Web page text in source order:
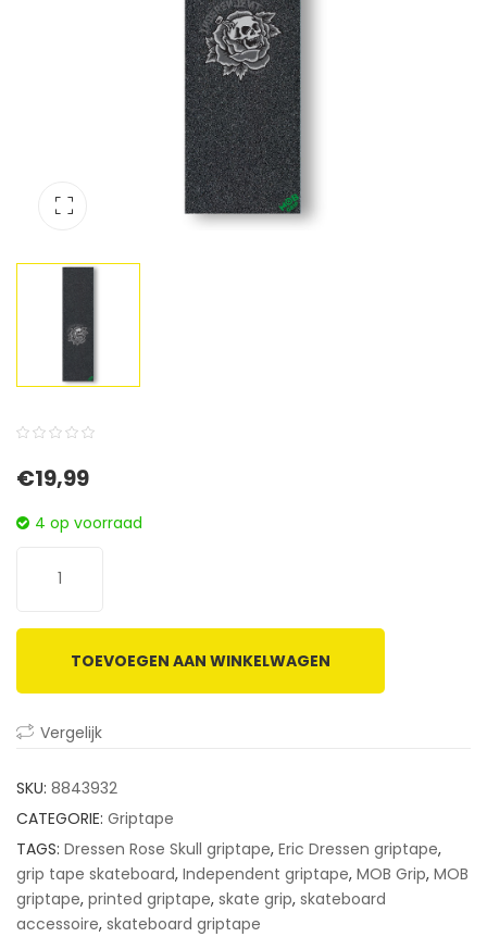
out
based
customer
€19,99
4 op voorraad
TOEVOEGEN AAN WINKELWAGEN
Vergelijk
SKU: 8843932
CATEGORIE: Griptape
TAGS: Dressen Rose Skull griptape, Eric Dressen griptape,
grip tape skateboard, Independent griptape, MOB Grip, MOB
griptape, printed griptape, skate grip, skateboard
accessoire, skateboard griptape